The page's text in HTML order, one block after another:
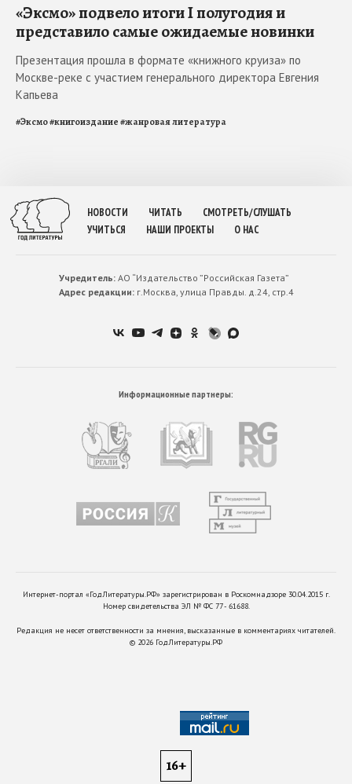
«Эксмо» подвело итоги I полугодия и
представило самые ожидаемые новинки
Презентация прошла в формате «книжного круиза» по
Москве-реке с участием генерального директора Евгения
Капьева
#Эксмо#книгоиздание#жанровая литература
НОВОСТИ ЧИТАТЬ
СМОТРЕТЬ/СЛУШАТЬ
УЧИТЬСЯ
НАШИ ПРОЕКТЫ О НАС
Учредитель:АО “Издательство ”Российская Газета”
Адрес редакции:г.Москва, улица Правды. д.24, стр.4
Информационные партнеры:
Интернет-портал «ГодЛитературы.РФ» зарегистрирован в Роскомнадзоре 30.04.2015 г.
Номер свидетельства ЭЛ № ФС 77 - 61688.
Редакция не несет ответственности за мнения, высказанные в комментариях читателей.
© 2026 ГодЛитературы.РФ
16+